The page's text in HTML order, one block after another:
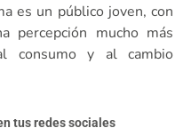
es un público joven, con
percepción mucho más
consumo y al cambio
tus redes sociales